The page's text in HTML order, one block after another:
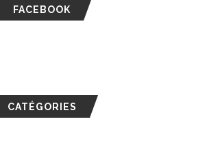
FACEBOOK
CATÉGORIES